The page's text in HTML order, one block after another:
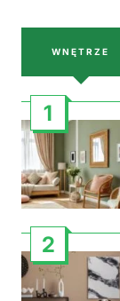
WNĘTRZE
1
2